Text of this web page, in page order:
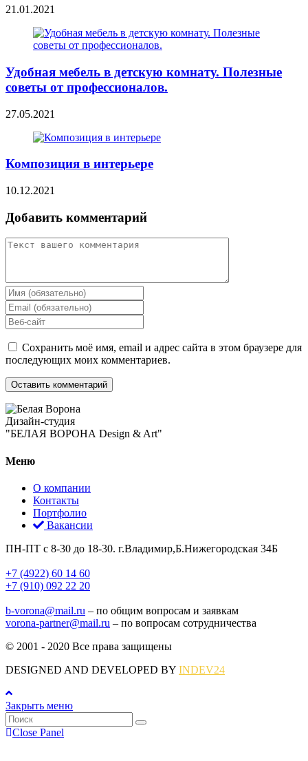
21.01.2021
Удобная мебель в детскую комнату. Полезные
советы от профессионалов.
27.05.2021
Композиция в интерьере
10.12.2021
Добавить комментарий
Сохранить моё имя, email и адрес сайта в этом браузере для
последующих моих комментариев.
Дизайн-студия
"БЕЛАЯ ВОРОНА Design & Art"
Меню
О компании
Контакты
Портфолио
Вакансии
ПН-ПТ с 8-30 до 18-30. г.Владимир,Б.Нижегородская 34Б
+7 (4922) 60 14 60
+7 (910) 092 22 20
b-vorona@mail.ru – по общим вопросам и заявкам
vorona-partner@mail.ru – по вопросам сотрудничества
© 2001 - 2020 Все права защищены
DESIGNED AND DEVELOPED BY INDEV24
Закрыть меню
Close Panel